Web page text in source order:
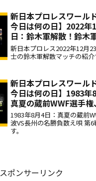
新日本プロレスワール
今日は何の日】2022年
日：鈴木軍解散！鈴木
バーの4対4タッグマッ
新日本プロレス2022年12月
士の鈴木軍解散マッチの紹介
新日本プロレスワール
今日は何の日】1983年
真夏の蔵前WWF選手権
高試合に輝いた藤波VS
勝負数え唄！
1983年8月4日：真夏の蔵前
波VS長州の名勝負数え唄 第
す。
スポンサーリンク